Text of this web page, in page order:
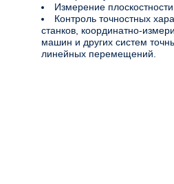
Измерение
Контроль точностных
станков, координатно-
машин и других систем
линейных перемещений.